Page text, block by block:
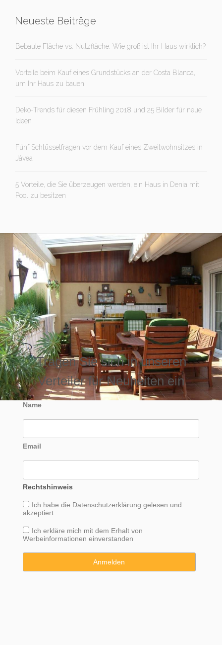
Neueste Beiträge
Bebaute Fläche vs. Nutzfläche. Wie groß ist Ihr Haus wirklich?
Vorteile beim Kauf eines Grundstücks an der Costa Blanca,
um Ihr Haus zu bauen
Deko-Trends für diesen Frühling 2018 und 25 Bilder für neue
Ideen
Fünf Schlüsselfragen vor dem Kauf eines Zweitwohnsitzes in
Jávea
5 Vorteile, die Sie überzeugen werden, ein Haus in Denia mit
Pool zu besitzen
Tragen Sie sich in unseren
Verteiler für Neuheiten ein
Name
Email
Rechtshinweis
Ich habe die Datenschutzerklärung gelesen und
akzeptiert
Ich erkläre mich mit dem Erhalt von
Werbeinformationen einverstanden